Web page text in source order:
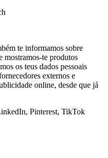
te informamos sobre
mostramos-te produtos
os teus dados pessoais
externos e
online, desde que já
Pinterest, TikTok